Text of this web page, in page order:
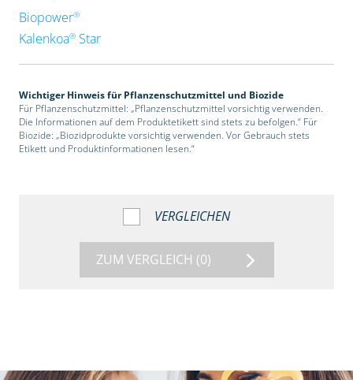
Biopower®
Kalenkoa®Star
Wichtiger Hinweis für Pflanzenschutzmittel und Biozide
Für Pflanzenschutzmittel: „Pflanzenschutzmittel vorsichtig verwenden.
Die Informationen auf dem Produktetikett sind stets zu befolgen.“ Für
Biozide: „Biozidprodukte vorsichtig verwenden. Vor Gebrauch stets
Etikett und Produktinformationen lesen.“
VERGLEICHEN
ZUM VERGLEICH (0)